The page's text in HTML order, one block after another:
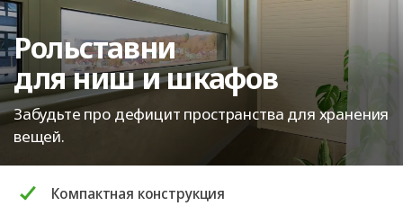
Рольставни
для ниш и шкафов
Забудьте про дефицит пространства для хранения
вещей.
Компактная конструкция